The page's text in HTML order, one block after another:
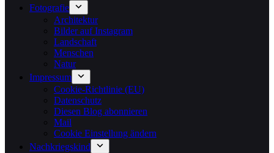
Fotografie
Architektur
Bilder auf Instagram
Landschaft
Menschen
Natur
Impressum
Cookie-Richtlinie (EU)
Datenschutz
Diesen Blog abonnieren
Mail
Cookie Einstellung ändern
Nachkriegskind